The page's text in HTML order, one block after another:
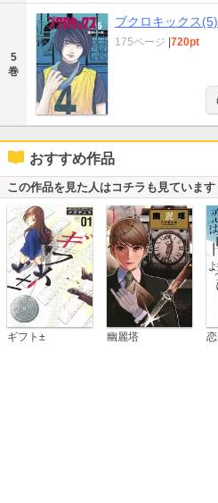
5
巻
ブクロキックス(5)
175ページ |720pt
おすすめ作品
この作品を見た人はコチラも見ています
ギフト± 幽麗塔